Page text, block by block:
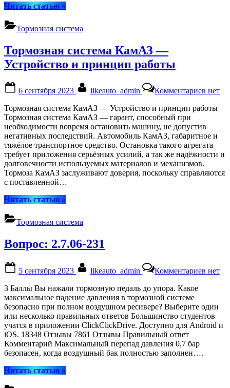
Читать статью“Самостоятельно
на
2106”
»
Тормозная система
Тормозная система КамАЗ —
Устройство и принцип работы
on
6 сентября 2023 likeauto_admin Комментариевзаписи
—
и
нет
Тормозная система КамАЗ — Устройство и принцип работы
Тормозная система КамАЗ — гарант, способный при
необходимости вовремя остановить машину, не допустив
негативных последствий. Автомобиль КамАЗ, габаритное и
тяжёлое транспортное средство. Остановка такого агрегата
требует приложения серьёзных усилий, а так же надёжности и
долговечности используемых материалов и механизмов.
Тормоза КамАЗ заслуживают доверия, поскольку справляются
с поставленной…
Читать статью“Тормозная
—
и
работы”
»
Тормозная система
Вопрос: 2.7.06-231
on
5 сентября 2023 likeauto_admin Комментариевзаписи
нет
3 Баллы Вы нажали тормозную педаль до упора. Какое
максимальное падение давления в тормозной системе
безопасно при полном воздушном ресивере? Выберите один
или несколько правильных ответов Большинство студентов
учатся в приложении ClickClickDrive. Доступно для Android и
iOS. 18348 Отзывы 7861 Отзывы Правильный ответ
Комментарий Максимальный перепад давления 0,7 бар
безопасен, когда воздушный бак полностью заполнен….
Читать статью“Вопрос:
»